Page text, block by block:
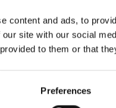
content and ads, to
site with our social
to them or that
Preferences
pristajete da
promjena izlaza
važne informacije o